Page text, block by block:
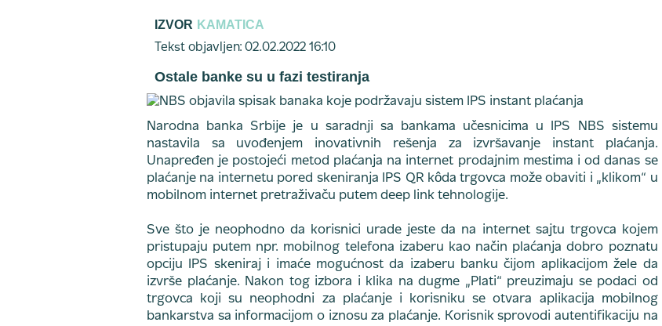
IZVOR KAMATICA
Tekst objavljen: 02.02.2022 16:10
Ostale banke su u fazi testiranja
Narodna banka Srbije je u saradnji sa bankama učesnicima u IPS NBS sistemu
nastavila sa uvođenjem inovativnih rešenja za izvršavanje instant plaćanja.
Unapređen je postojeći metod plaćanja na internet prodajnim mestima i od danas se
plaćanje na internetu pored skeniranja IPS QR kôda trgovca može obaviti i „klikom“ u
mobilnom internet pretraživaču putem deep link tehnologije.
Sve što je neophodno da korisnici urade jeste da na internet sajtu trgovca kojem
pristupaju putem npr. mobilnog telefona izaberu kao način plaćanja dobro poznatu
opciju IPS skeniraj i imaće mogućnost da izaberu banku čijom aplikacijom žele da
izvrše plaćanje. Nakon tog izbora i klika na dugme „Plati“ preuzimaju se podaci od
trgovca koji su neophodni za plaćanje i korisniku se otvara aplikacija mobilnog
bankarstva sa informacijom o iznosu za plaćanje. Korisnik sprovodi autentifikaciju na